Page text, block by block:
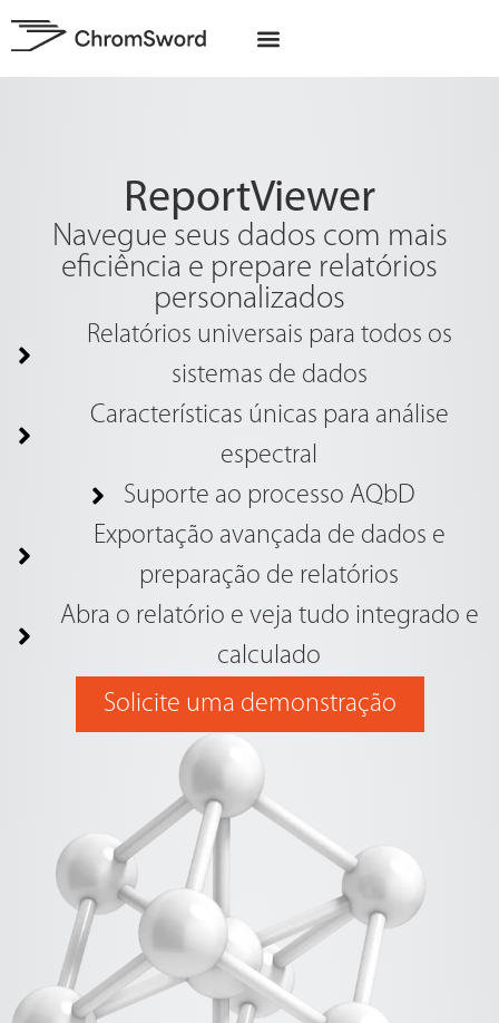
ReportViewer
Navegue seus dados com mais
eficiência e prepare relatórios
personalizados
Relatórios universais para todos os
sistemas de dados
Características únicas para análise
espectral
Suporte ao processo AQbD
Exportação avançada de dados e
preparação de relatórios
Abra o relatório e veja tudo integrado e
calculado
Solicite uma demonstração